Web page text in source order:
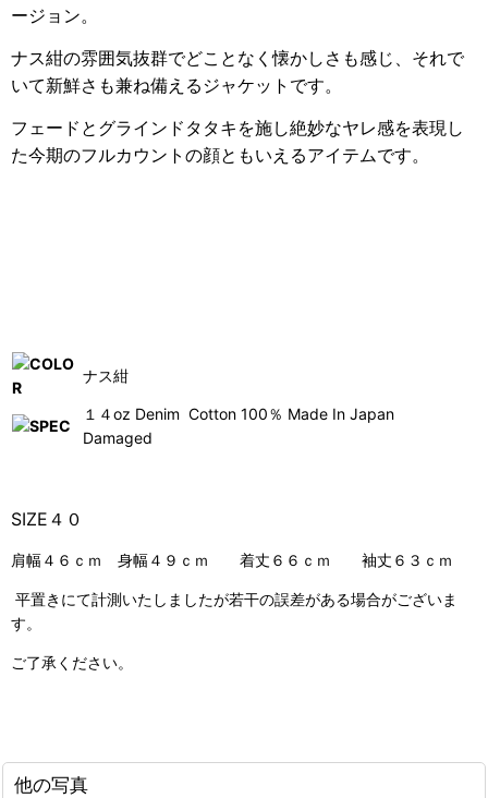
ージョン。
ナス紺の雰囲気抜群でどことなく懐かしさも感じ、それで
いて新鮮さも兼ね備えるジャケットです。
フェードとグラインドタタキを施し絶妙なヤレ感を表現し
た今期のフルカウントの顔ともいえるアイテムです。
ナス紺
１４oz Denim Cotton 100％ Made In Japan
Damaged
SIZE４０
肩幅４６ｃｍ 身幅４９ｃｍ 着丈６６ｃｍ 袖丈６３ｃｍ
平置きにて計測いたしましたが若干の誤差がある場合がございま
す。
ご了承ください。
他の写真